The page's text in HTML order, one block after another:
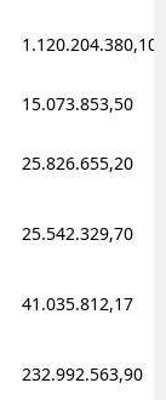
1.120.204.380,10
15.073.853,50
25.826.655,20
25.542.329,70
41.035.812,17
232.992.563,90